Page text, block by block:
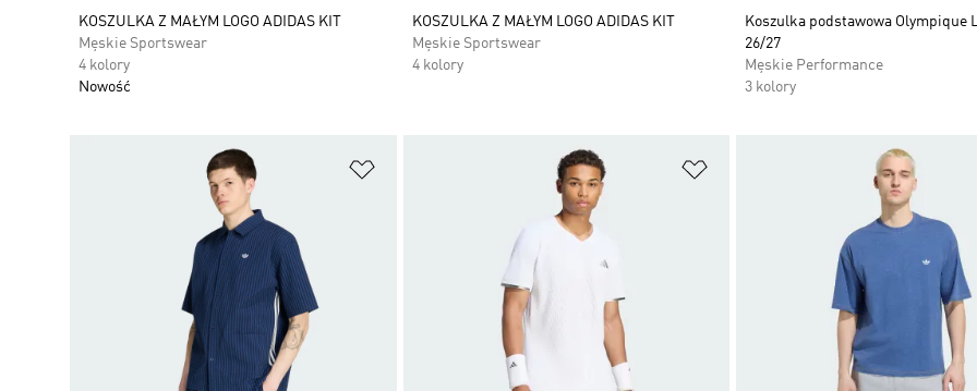
KOSZULKA Z MAŁYM LOGO ADIDAS KIT
Męskie Sportswear
4 kolory
Nowość
KOSZULKA Z MAŁYM LOGO ADIDAS KIT
Męskie Sportswear
4 kolory
Koszulka podstawowa Olympique
26/27
Męskie Performance
3 kolory